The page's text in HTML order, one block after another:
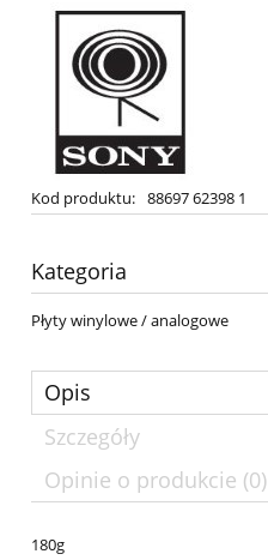
Kod produktu: 88697 62398 1
Kategoria
Płyty winylowe / analogowe
Opis
Szczegóły
Opinie o produkcie (0)
180g